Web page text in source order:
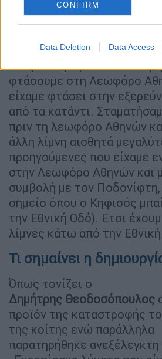
CONFIRM
Data Deletion Data Access
Εσχατιάς . Περπατήσαμε 6
υπόγειο αγωγό. Δεν
φτάσουμε στη Λεωφόρο
είχαμε φτάσει στην
από τα κατάντι.
πριν τη λεωφόρο Αθηνών
άλλη λίμνη αισθητά
προηγούμενες που είχαμε
στην Λεωφόρο Αθηνών και
συμβολή με τον
σημείο όπου ο Κηφισός
την Εθνική Οδό). Ετσι
λίμνες κάτω από την
Τι σημαίνει η
Όπως τονίζει ο
Δημήτρης Θεοδοσόπουλος
προϊόν της καταστροφής
της κοίτης ενώ παράλληλα
παρατηρήθηκε